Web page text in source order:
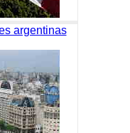
argentinas